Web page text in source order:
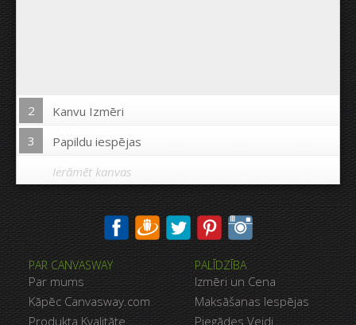
2
Kanvu Izmēri
3
Papildu iespējas
Drukāt uz kanvas malām:
Nē
Attālums starp bildēm:
Ierāmēt kanvas
PAR CANVASWAY
Par mums
Kāpēc Canvasway.com
Produkta Kvalitāte
PALĪDZĪBA
Izmēri un Cena
Maksāšanas Iespējas
Piegādes Veidi